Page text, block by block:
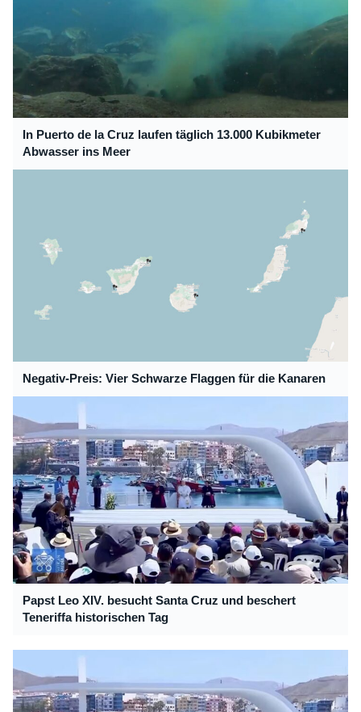
In Puerto de la Cruz laufen täglich 13.000 Kubikmeter
Abwasser ins Meer
Negativ-Preis: Vier Schwarze Flaggen für die Kanaren
Papst Leo XIV. besucht Santa Cruz und beschert
Teneriffa historischen Tag